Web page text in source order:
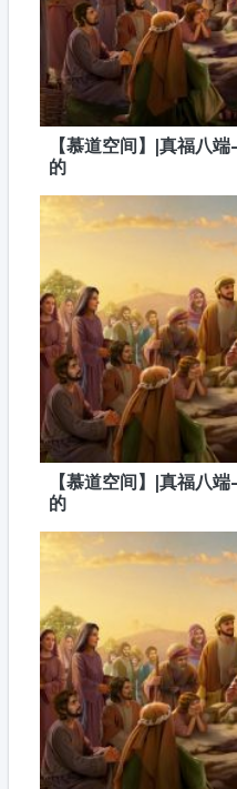
【慕道空间】|真福八
的
【慕道空间】|真福八
的